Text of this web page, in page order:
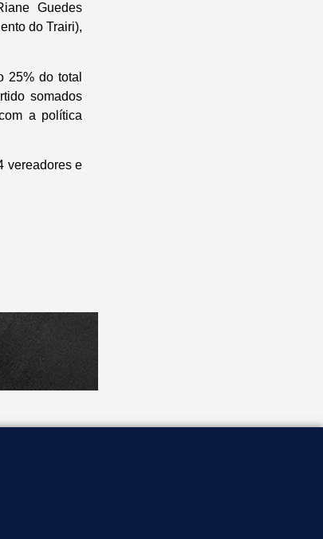
Guedes
do Trairi),
25% do total
somados
a política
vereadores e